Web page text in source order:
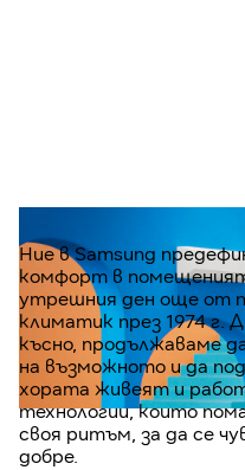
Ние в Samsung
комфорт в
утрешния ден още от
климатик през 1974 г.
късно, продължаваме
на възможното и да
хората живеят и
технологии, които
своя ритъм, за да се
добре.